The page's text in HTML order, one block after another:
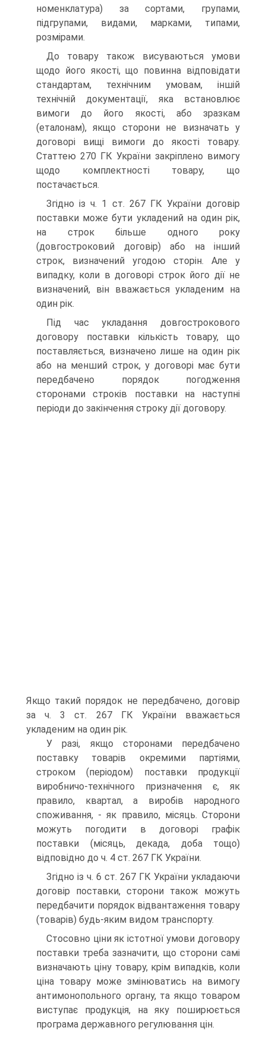
номенк­латура) за сортами, групами,
підгрупами, видами, марками, типами,
розмірами.
До товару також висуваються умови
щодо його якості, що повинна відповідати
стандартам, технічним умовам, іншій
технічній документації, яка встановлює
вимоги до йо­го якості, або зразкам
(еталонам), якщо сторони не визна­чать у
договорі вищі вимоги до якості товару.
Статтею 270 ГК України закріплено вимогу
щодо комплектності товару, що
постачається.
Згідно із ч. 1 ст. 267 ГК України договір
поставки може бути укладений на один рік,
на строк більше одного року
(довгостроковий договір) або на інший
строк, визначений угодою сторін. Але у
випадку, коли в договорі строк його дії не
визначений, він вважається укладеним на
один рік.
Під час укладання довгострокового
договору поставки кількість товару, що
поставляється, визначено лише на один рік
або на менший строк, у договорі має бути
передбачено порядок погодження
сторонами строків поставки на насту­пні
періоди до закінчення строку дії договору.
Якщо такий порядок не передбачено, договір
за ч. 3 ст. 267 ГК України вважається
укладеним на один рік.
У разі, якщо сторонами передбачено
поставку товарів окремими партіями,
строком (періодом) поставки продукції
виробничо-технічного призначення є, як
правило, квартал, а виробів народного
споживання, - як правило, місяць. Сто­рони
можуть погодити в договорі графік
поставки (місяць, декада, доба тощо)
відповідно до ч. 4 ст. 267 ГК України.
Згідно із ч. 6 ст. 267 ГК України укладаючи
договір по­ставки, сторони також можуть
передбачити порядок відва­нтаження товару
(товарів) будь-яким видом транспорту.
Стосовно ціни як істотної умови договору
поставки треба зазначити, що сторони самі
визначають ціну товару, крім ви­падків, коли
ціна товару може змінюватись на вимогу
анти­монопольного органу, та якщо товаром
виступає продукція, на яку поширюється
програма державного регулювання цін.